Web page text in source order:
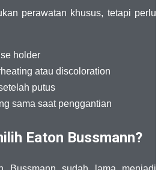
perawatan khusus, tetapi perlu
holder
atau discoloration
putus
sama saat penggantian
Eaton Bussmann?